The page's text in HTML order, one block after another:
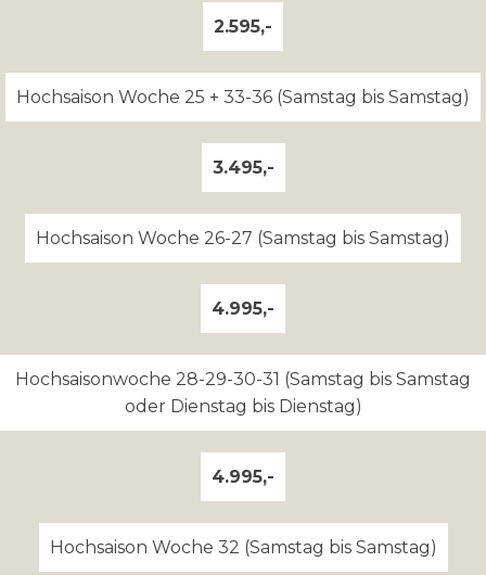
2.595,-
Hochsaison Woche 25 + 33-36 (Samstag bis Samstag)
3.495,-
Hochsaison Woche 26-27 (Samstag bis Samstag)
4.995,-
Hochsaisonwoche 28-29-30-31 (Samstag bis Samstag
oder Dienstag bis Dienstag)
4.995,-
Hochsaison Woche 32 (Samstag bis Samstag)